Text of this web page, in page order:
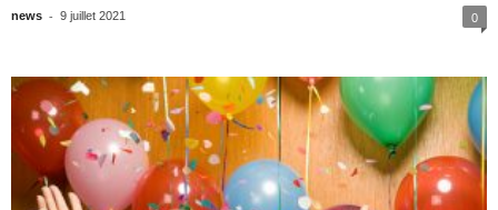
news - 9 juillet 2021 0